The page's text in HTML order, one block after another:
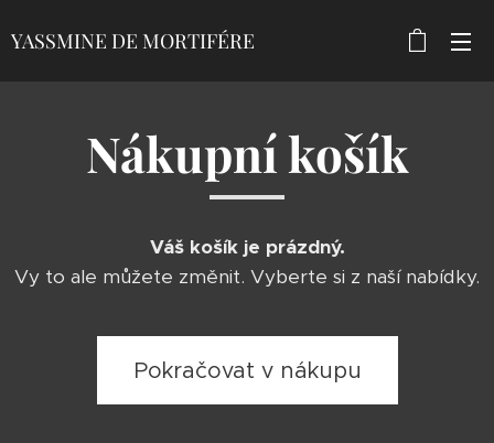
YASSMINE DE MORTIFÉRE
Nákupní košík
Váš košík je prázdný.
Vy to ale můžete změnit. Vyberte si z naší nabídky.
Pokračovat v nákupu